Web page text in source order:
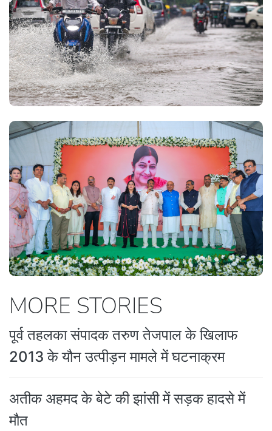
MORE STORIES
पूर्व तहलका संपादक तरुण तेजपाल के खिलाफ
2013 के यौन उत्पीड़न मामले में घटनाक्रम
अतीक अहमद के बेटे की झांसी में सड़क हादसे में
मौत